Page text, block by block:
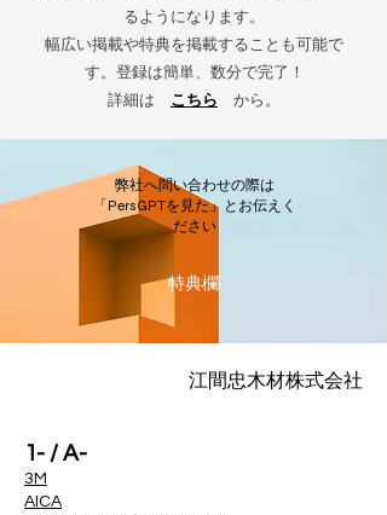
るようになります。
幅広い掲載や特典を掲載することも可能で
す。登録は簡単、数分で完了！
詳細は こちら から。
弊社へ問い合わせの際は
「PersGPTを見た」とお伝えく
ださい
​特典欄
江間忠木材株式会社
1- / A-
3M
AICA